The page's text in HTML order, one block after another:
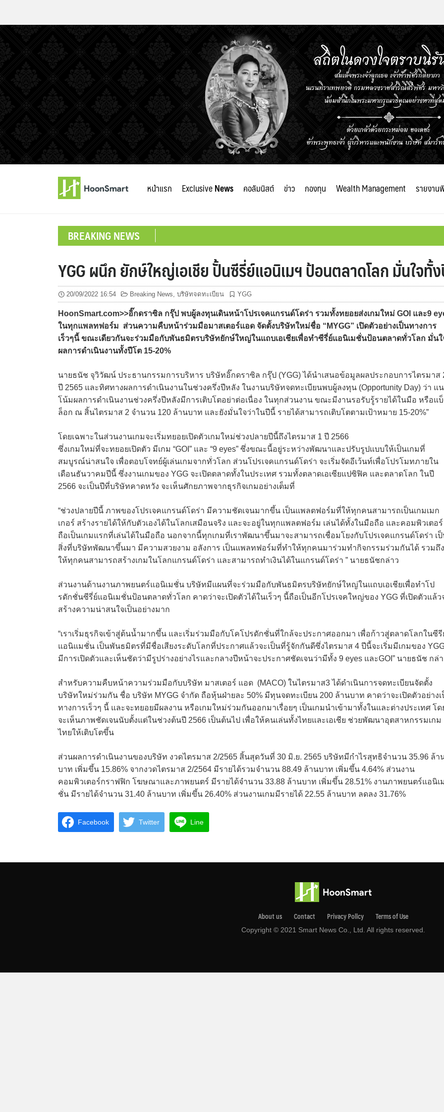
หน้าแรก ExclusiveNews คอลัมนิสต์ ข่าว กองทุน Wealth Management รายงาน
BREAKING NEWS
YGG ผนึก ยักษ์ใหญ่เอเชีย ปั้นซีรี่ย์แอนิเมฯ ป้อนตลาดโลก มั่นใจทั้
20/09/2022 16:54 Breaking News, บริษัทจดทะเบียน YGG
HoonSmart.com>>อิ๊กดราซิล กรุ๊ป พบผู้ลงทุนเดินหน้าโปรเจคแกรนด์โดร่า รวมทั้งทยอยส่งเกมใหม่ GOI และ9
ในทุกแพลทฟอร์ม ส่วนความคืบหน้าร่วมมือมาสเตอร์แอด จัดตั้งบริษัทใหม่ชื่อ “MYGG” เปิดตัวอย่างเป็นทางการ
เร็วๆนี้ ขณะเดียวกันจะร่วมมือกับพันธมิตรบริษัทยักษ์ใหญ่ในแถบเอเชียเพื่อทำซีรี่ย์แอนิเมชั่นป้อนตลาดทั่วโลก มั่นใ
ผลการดำเนินงานทั้งปีโต 15-20%
นายธนัช จุวิวัฒน์ ประธานกรรมการบริหาร บริษัทอิ๊กดราซิล กรุ๊ป (YGG) ได้นำเสนอข้อมูลผลประกอบการไตรมาส
ปี 2565 และทิศทางผลการดำเนินงานในช่วงครึ่งปีหลัง ในงานบริษัทจดทะเบียนพบผู้ลงทุน (Opportunity Day) ว่า แ
โน้มผลการดำเนินงานช่วงครึ่งปีหลังมีการเติบโตอย่าต่อเนื่อง ในทุกส่วนงาน ขณะมีงานรอรับรู้รายได้ในมือ หรือแ
ล็อก ณ สิ้นไตรมาส 2 จำนวน 120 ล้านบาท และยังมั่นใจว่าในปีนี้ รายได้สามารถเติบโตตามเป้าหมาย 15-20%”
โดยเฉพาะในส่วนงานเกมจะเริ่มทยอยเปิดตัวเกมใหม่ช่วงปลายปีนี้ถึงไตรมาส 1 ปี 2566
ซึ่งเกมใหม่ที่จะทยอยเปิดตัว มีเกม “GOI” และ “9 eyes” ซึ่งขณะนี้อยู่ระหว่างพัฒนาและปรับรูปแบบให้เป็นเกมที่
สมบูรณ์น่าสนใจ เพื่อตอบโจทย์ผู้เล่นเกมจากทั่วโลก ส่วนโปรเจคแกรนด์โดร่า จะเริ่มจัดอีเว้นท์เพื่อโปรโมทภายใน
เดือนธันวาคมปีนี้ ซึ่งงานเกมของ YGG จะเปิดตลาดทั้งในประเทศ รวมทั้งตลาดเอเซียแปซิฟิค และตลาดโลก ในปี
2566 จะเป็นปีที่บริษัทคาดหวัง จะเห็นศักยภาพจากธุรกิจเกมอย่างเต็มที่
“ช่วงปลายปีนี้ ภาพของโปรเจคแกรนด์โดร่า มีความชัดเจนมากขึ้น เป็นแพลตฟอร์มที่ให้ทุกคนสามารถเป็นเกมเมก
เกอร์ สร้างรายได้ให้กับตัวเองได้ในโลกเสมือนจริง และจะอยู่ในทุกแพลตฟอร์ม เล่นได้ทั้งในมือถือ และคอมพิวเตอร์
ถือเป็นเกมแรกที่เล่นได้ในมือถือ นอกจากนี้ทุกเกมที่เราพัฒนาขึ้นมาจะสามารถเชื่อมโยงกับโปรเจคแกรนด์โดร่า เ
สิ่งที่บริษัทพัฒนาขึ้นมา มีความสวยงาม อลังการ เป็นแพลทฟอร์มที่ทำให้ทุกคนมาร่วมทำกิจกรรมร่วมกันได้ รวมถึง
ให้ทุกคนสามารถสร้างเกมในโลกแกรนด์โดร่า และสามารถทำเงินได้ในแกรนด์โดร่า ” นายธนัชกล่าว
ส่วนงานด้านงานภาพยนตร์แอนิเมชั่น บริษัทมีแผนที่จะร่วมมือกับพันธมิตรบริษัทยักษ์ใหญ่ในแถบเอเชียเพื่อทำโป
รดักชั่นซีรี่ย์แอนิเมชั่นป้อนตลาดทั่วโลก คาดว่าจะเปิดตัวได้ในเร็วๆ นี้ถือเป็นอีกโปรเจคใหญ่ของ YGG ที่เปิดตัวแล้ว
สร้างความน่าสนใจเป็นอย่างมาก
“เราเริ่มธุรกิจเข้าสู่ต้นน้ำมากขึ้น และเริ่มร่วมมือกับโคโปรดักชั่นที่ใกล้จะประกาศออกมา เพื่อก้าวสู่ตลาดโลกในซีรี
แอนิแมชั่น เป็นพันธมิตรที่มีชื่อเสียงระดับโลกที่ประกาศแล้วจะเป็นที่รู้จักกันดีซึ่งไตรมาส 4 ปีนี้จะเริ่มมีเกมของ
มีการเปิดตัวและเห็นชัดว่ามีรูปร่างอย่างไรและกลางปีหน้าจะประกาศชัดเจนว่ามีทั้ง 9 eyes และGOI” นายธนัช กล่
สำหรับความคืบหน้าความร่วมมือกับบริษัท มาสเตอร์ แอด (MACO) ในไตรมาส3 ได้ดำเนินการจดทะเบียนจัดตั้ง
บริษัทใหม่ร่วมกัน ชื่อ บริษัท MYGG จำกัด ถือหุ้นฝ่ายละ 50% มีทุนจดทะเบียน 200 ล้านบาท คาดว่าจะเปิดตัวอย่างเ
ทางการเร็วๆ นี้ และจะทยอยมีผลงาน หรือเกมใหม่ร่วมกันออกมาเรื่อยๆ เป็นเกมนำเข้ามาทั้งในและต่างประเทศ โด
จะเห็นภาพชัดเจนนับตั้งแต่ในช่วงต้นปี 2566 เป็นต้นไป เพื่อให้คนเล่นทั้งไทยและเอเชีย ช่วยพัฒนาอุตสาหกรรมเกม
ไทยให้เติบโตขึ้น
ส่วนผลการดำเนินงานของบริษัท งวดไตรมาส 2/2565 สิ้นสุดวันที่ 30 มิ.ย. 2565 บริษัทมีกำไรสุทธิจำนวน 35.96 ล้า
บาท เพิ่มขึ้น 15.86% จากงวดไตรมาส 2/2564 มีรายได้รวมจำนวน 88.49 ล้านบาท เพิ่มขึ้น 4.64% ส่วนงาน
คอมพิวเตอร์กราฟฟิก โฆษณาและภาพยนตร์ มีรายได้จำนวน 33.88 ล้านบาท เพิ่มขึ้น 28.51% งานภาพยนตร์แอนิเม
ชั่น มีรายได้จำนวน 31.40 ล้านบาท เพิ่มขึ้น 26.40% ส่วนงานเกมมีรายได้ 22.55 ล้านบาท ลดลง 31.76%
Facebook Twitter Line
About us Contact Privacy Pollcy Terms of Use
Copyright © 2021 Smart News Co., Ltd. All rights reserved.